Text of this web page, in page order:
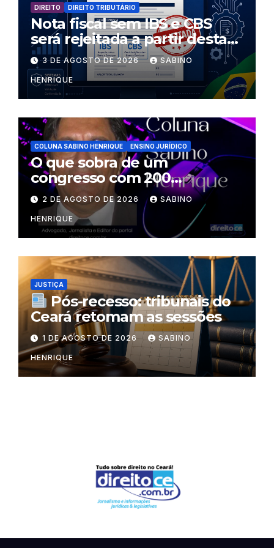
DIREITO DIREITO TRIBUTÁRIO
Nota fiscal sem IBS e CBS
será rejeitada a partir desta
segunda-feira
3 DE AGOSTO DE 2026 SABINO
HENRIQUE
COLUNA SABINO HENRIQUE ENSINO JURÍDICO
O que sobra de um
congresso com 200
palestrantes?
2 DE AGOSTO DE 2026 SABINO
HENRIQUE
JUSTIÇA
Pós-recesso: tribunais do
Ceará retomam as sessões
1 DE AGOSTO DE 2026 SABINO
HENRIQUE